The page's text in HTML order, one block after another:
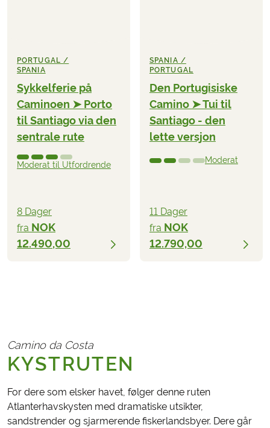
PORTUGAL /
SPANIA
Sykkelferie på
Caminoen ➤ Porto
til Santiago via den
sentrale rute
Moderat til Utfordrende
8 Dager
fra NOK
12.490,00
SPANIA /
PORTUGAL
Den Portugisiske
Camino ➤ Tui til
Santiago - den
lette versjon
Moderat
11 Dager
fra NOK
12.790,00
Camino da Costa
KYSTRUTEN
For dere som elsker havet, følger denne ruten
Atlanterhavskysten med dramatiske utsikter,
sandstrender og sjarmerende fiskerlandsbyer. Dere går